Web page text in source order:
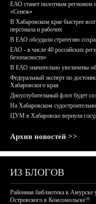
ЕАО станет пилотным регионом
«Сенеж»
В Хабаровском крае быстрее
персонала и рабочих
В ЕАО обсудили стратегию
ЕАО - в числе 40 российских
безопасности»
В ЕАО значительно увеличены
Федеральный эксперт по
Хабаровского края
Дноуглубительный флот будет
На Хабаровском
ЦУМ в Хабаровске вернули
Архив новостей >>
ИЗ БЛОГОВ
Районная библиотека в Амурске
Островского в Комсомольске?!